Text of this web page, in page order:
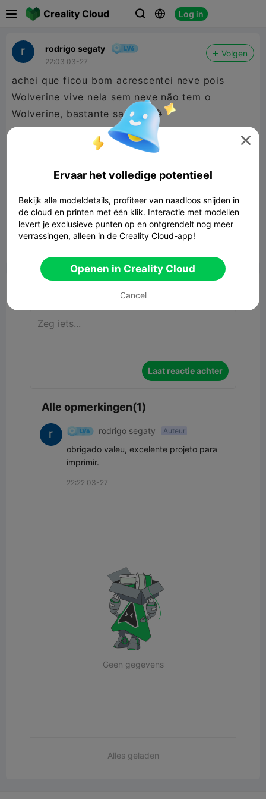
Creality Cloud   Log in
rodrigo segaty
22:03 03-27
Volgen
achei que ficou bom acrescentei neve pois
Wolverine vive nela sem neve não tem o
Wolverine, bastante sangue 😂
FIGURE "WOLVERINE" MINIATURE
FANART
320.28MB Gerelateerd 3D -model
Laat reactie achter
Alle opmerkingen(1)
rodrigo segaty Auteur
obrigado valeu, excelente projeto para
imprimir.
22:22 03-27
Geen gegevens
Alles geladen

Ervaar het volledige potentieel
Bekijk alle modeldetails, profiteer van naadloos snijden in
de cloud en printen met één klik. Interactie met modellen
levert je exclusieve punten op en ontgrendelt nog meer
verrassingen, alleen in de Creality Cloud-app!
Openen in Creality Cloud
Cancel